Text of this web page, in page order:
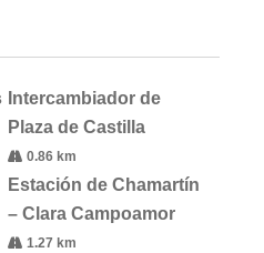
Intercambiador de
Plaza de Castilla
0.86 km
Estación de Chamartín
– Clara Campoamor
1.27 km